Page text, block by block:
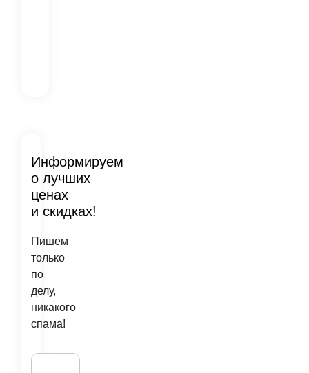
Информируем
о лучших
ценах
и скидках!
Пишем
только
по
делу,
никакого
спама!